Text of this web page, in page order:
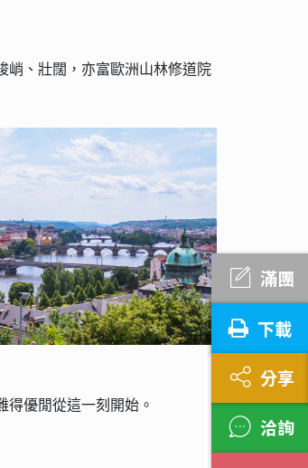
滿團
下載
分享
洽詢
峭、壯闊，亦富歐洲山林修道院
優閒從這一刻開始。